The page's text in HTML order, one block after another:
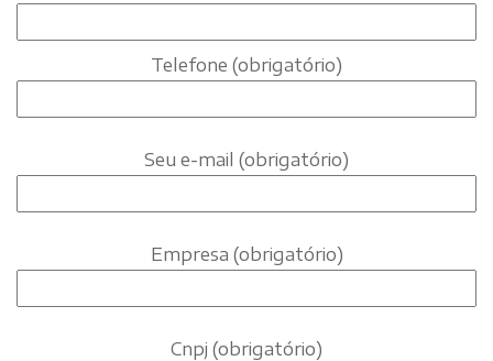
Telefone (obrigatório)
Seu e-mail (obrigatório)
Empresa (obrigatório)
Cnpj (obrigatório)